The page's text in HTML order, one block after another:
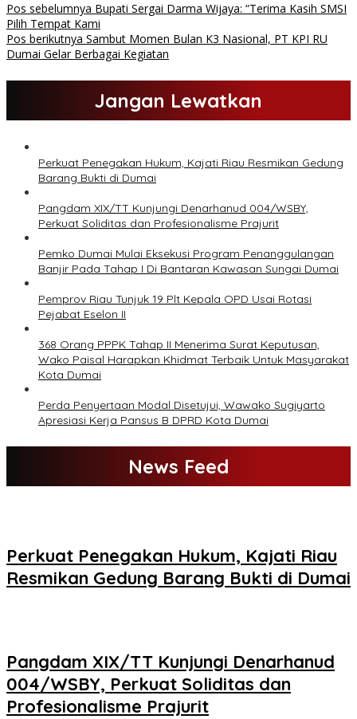
Pos sebelumnya Bupati Sergai Darma Wijaya: “Terima Kasih SMSI
Pilih Tempat Kami
Pos berikutnya Sambut Momen Bulan K3 Nasional, PT KPI RU
Dumai Gelar Berbagai Kegiatan
Jangan Lewatkan
Perkuat Penegakan Hukum, Kajati Riau Resmikan Gedung
Barang Bukti di Dumai
Pangdam XIX/TT Kunjungi Denarhanud 004/WSBY,
Perkuat Soliditas dan Profesionalisme Prajurit
Pemko Dumai Mulai Eksekusi Program Penanggulangan
Banjir Pada Tahap I Di Bantaran Kawasan Sungai Dumai
Pemprov Riau Tunjuk 19 Plt Kepala OPD Usai Rotasi
Pejabat Eselon II
368 Orang PPPK Tahap II Menerima Surat Keputusan,
Wako Paisal Harapkan Khidmat Terbaik Untuk Masyarakat
Kota Dumai
Perda Penyertaan Modal Disetujui, Wawako Sugiyarto
Apresiasi Kerja Pansus B DPRD Kota Dumai
News Feed
Perkuat Penegakan Hukum, Kajati Riau
Resmikan Gedung Barang Bukti di Dumai
Pangdam XIX/TT Kunjungi Denarhanud
004/WSBY, Perkuat Soliditas dan
Profesionalisme Prajurit